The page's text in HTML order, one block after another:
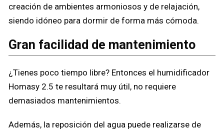
creación de ambientes armoniosos y de relajación,
siendo idóneo para dormir de forma más cómoda.
Gran facilidad de mantenimiento
¿Tienes poco tiempo libre? Entonces el humidificador
Homasy 2.5 te resultará muy útil, no requiere
demasiados mantenimientos.
Además, la reposición del agua puede realizarse de